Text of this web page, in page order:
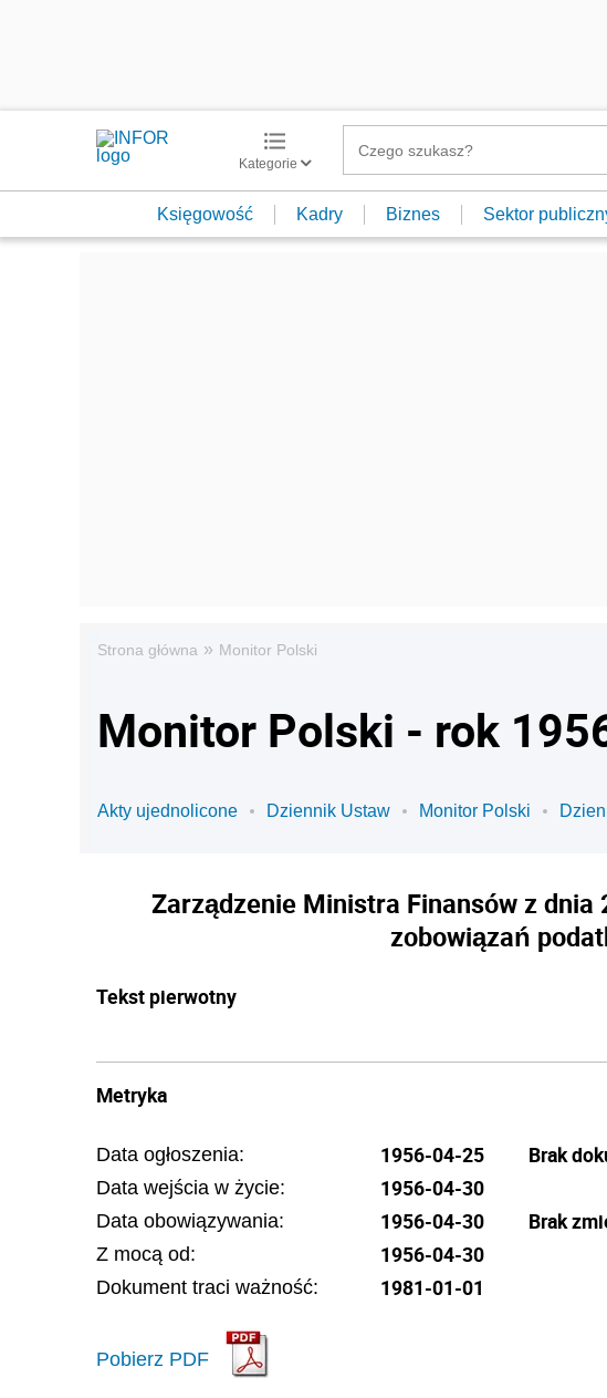
Kategorie
Księgowość Kadry Biznes Sektor
Strona główna » Monitor Polski
Monitor Polski - rok
Akty ujednolicone Dziennik Ustaw Monitor Polski
Zarządzenie Ministra Finansów z
zobowiązań
Tekst pierwotny
Metryka
Data ogłoszenia: 1956-04-25
Data wejścia w życie: 1956-04-30
Data obowiązywania: 1956-04-30
Z mocą od: 1956-04-30
Dokument traci ważność: 1981-01-01
Pobierz PDF
Brak
Brak